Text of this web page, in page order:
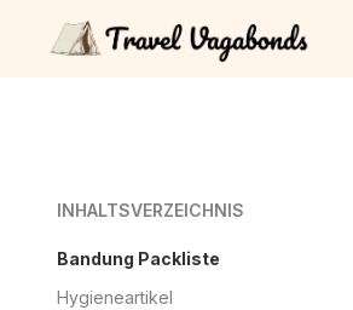
INHALTSVERZEICHNIS
Bandung Packliste
Hygieneartikel